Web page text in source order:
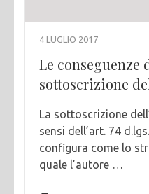
4 LUGLIO 2017
Le conseguenze
sottoscrizione
La sottoscrizione
sensi dell’art. 74
configura come lo
quale l’autore …